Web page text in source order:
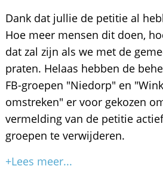
Dank dat jullie de petitie al
Hoe meer mensen dit doen,
dat zal zijn als we met de
praten. Helaas hebben de
FB-groepen "Niedorp" en
omstreken" er voor gekozen
vermelding van de petitie
groepen te verwijderen.
+Lees meer...